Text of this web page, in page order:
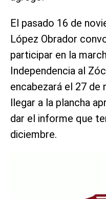
El pasado 16 de
López Obrador
participar en la
Independencia al
encabezará el 27 de
llegar a la plancha
dar el informe que
diciembre.